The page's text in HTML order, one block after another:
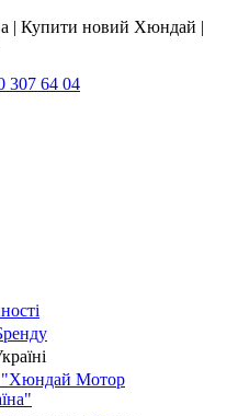
307 64 04
Мотор